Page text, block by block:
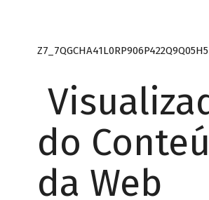
Z7_7QGCHA41L0RP906P422Q9Q05H5
do
da Web